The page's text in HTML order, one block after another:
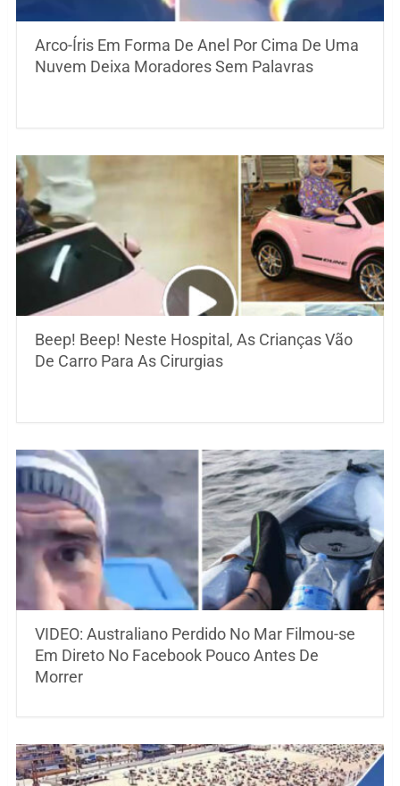
Arco-Íris Em Forma De Anel Por Cima De Uma
Nuvem Deixa Moradores Sem Palavras
Beep! Beep! Neste Hospital, As Crianças Vão
De Carro Para As Cirurgias
VIDEO: Australiano Perdido No Mar Filmou-se
Em Direto No Facebook Pouco Antes De
Morrer